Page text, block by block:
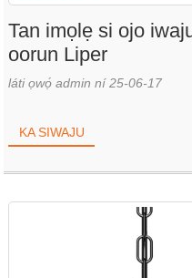
Tan imọlẹ si ojo
oorun Liper
láti ọwọ́ admin ní 25-06-17
KA SIWAJU